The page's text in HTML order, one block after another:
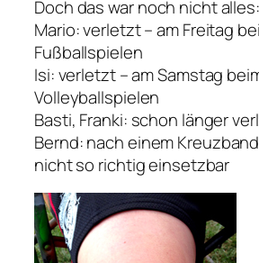
Doch das war noch nicht alles:
Mario: verletzt – am Freitag
Fußballspielen
Isi: verletzt – am Samstag
Volleyballspielen
Basti, Franki: schon länger
Bernd: nach einem
nicht so richtig einsetzbar